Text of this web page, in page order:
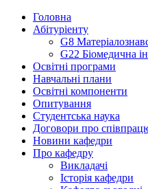
Головна
Абітуріенту
G8
G22 Біомедична
Освітні програми
Навчальні плани
Освітні компоненти
Опитування
Студентська наука
Договори про
Новини кафедри
Про кафедру
Викладачі
Історія кафедри